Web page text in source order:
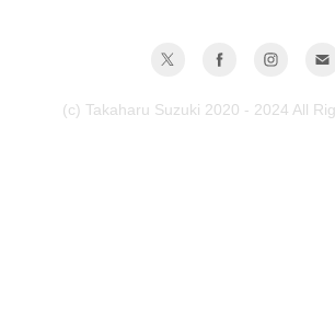
(c) Takaharu Suzuki 2020 - 2024 All